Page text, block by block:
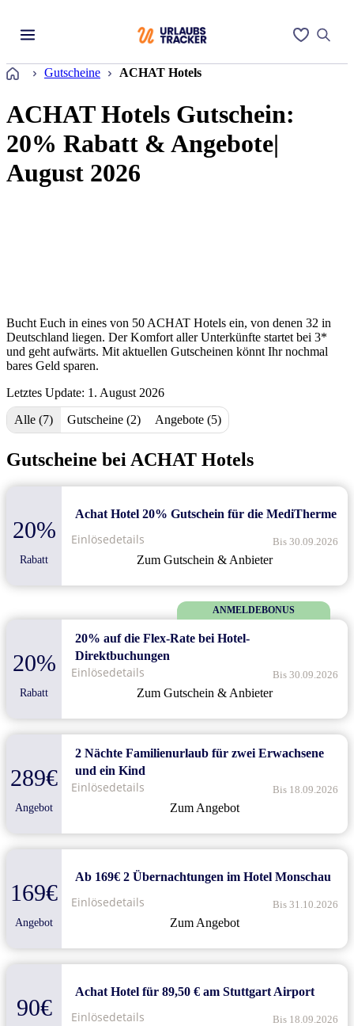
Startseite
Gutscheine ACHAT Hotels
ACHAT Hotels Gutschein:
20% Rabatt & Angebote|
August 2026
Bucht Euch in eines von 50 ACHAT Hotels ein, von denen 32 in
Deutschland liegen. Der Komfort aller Unterkünfte startet bei 3*
und geht aufwärts. Mit aktuellen Gutscheinen könnt Ihr nochmal
bares Geld sparen.
Letztes Update: 1. August 2026
Alle (7)
Gutscheine (2) Angebote (5)
Gutscheine bei ACHAT Hotels
20%
Rabatt
Achat Hotel 20% Gutschein für die MediTherme
Zum Gutschein & Anbieter
Bis 30.09.2026
Einlösedetails
ANMELDEBONUS
20%
Rabatt
20% auf die Flex-Rate bei Hotel-
Direktbuchungen
Zum Gutschein & Anbieter
Bis 30.09.2026
Einlösedetails
289€
Angebot
2 Nächte Familienurlaub für zwei Erwachsene
und ein Kind
Zum Angebot
Bis 18.09.2026
Einlösedetails
169€
Angebot
Ab 169€ 2 Übernachtungen im Hotel Monschau
Zum Angebot
Bis 31.10.2026
Einlösedetails
90€
Achat Hotel für 89,50 € am Stuttgart Airport
Bis 18.09.2026
Einlösedetails